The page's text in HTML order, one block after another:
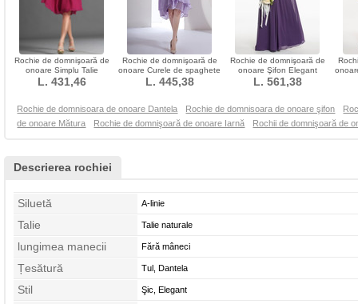
Rochie de domnişoară de
onoare Simplu Talie
naturale Fără mâneci
L. 431,46
Rochie de domnişoară de
onoare Curele de spaghete
Talie imperiu
L. 445,38
Rochie de domnişoară de
onoare Şifon Elegant
Lungime podea Broderie
L. 561,38
Rochie de domnisoara de onoare Dantela Rochie de domnisoara de onoare şifon
de onoare Mătura
Rochie de domnişoară de onoare Iarnă Rochii de domnişoară de
Descrierea rochiei
Siluetă A-linie
Talie Talie naturale
lungimea manecii Fără mâneci
Țesătură Tul, Dantela
Stil Şic, Elegant